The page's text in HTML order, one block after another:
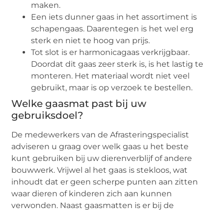
maken.
Een iets dunner gaas in het assortiment is
schapengaas. Daarentegen is het wel erg
sterk en niet te hoog van prijs.
Tot slot is er harmonicagaas verkrijgbaar.
Doordat dit gaas zeer sterk is, is het lastig te
monteren. Het materiaal wordt niet veel
gebruikt, maar is op verzoek te bestellen.
Welke gaasmat past bij uw
gebruiksdoel?
De medewerkers van de Afrasteringspecialist
adviseren u graag over welk gaas u het beste
kunt gebruiken bij uw dierenverblijf of andere
bouwwerk. Vrijwel al het gaas is stekloos, wat
inhoudt dat er geen scherpe punten aan zitten
waar dieren of kinderen zich aan kunnen
verwonden. Naast gaasmatten is er bij de